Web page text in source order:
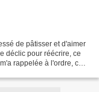
de pâtisser et d'aimer
déclic pour réécrire, ce
rappelée à l'ordre, car